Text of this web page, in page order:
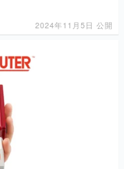
2024年11月5日 公開